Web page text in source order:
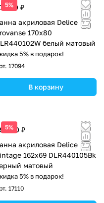
5%
000 ₽
акриловая Delice
170х80
белый матовый
5% в подарок!
17094
В корзину
5%
900 ₽
акриловая Delice
162х69 DLR440105Bk
матовый
5% в подарок!
17110